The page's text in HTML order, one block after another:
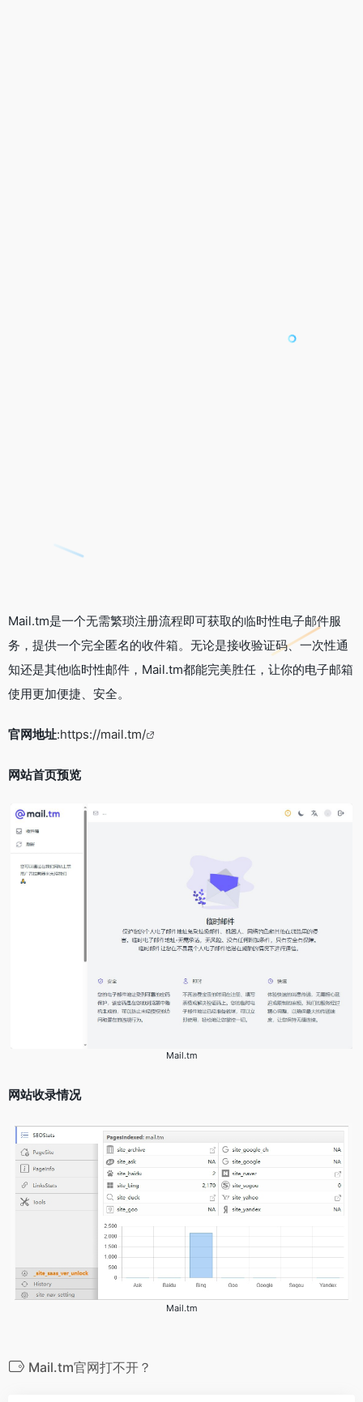
Mail.tm是一个无需繁琐注册流程即可获取的临时性电子邮件服
务，提供一个完全匿名的收件箱。无论是接收验证码、一次性通
知还是其他临时性邮件，Mail.tm都能完美胜任，让你的电子邮箱
使用更加便捷、安全。
官网地址:https://mail.tm/
网站首页预览
Mail.tm
网站收录情况
Mail.tm
Mail.tm官网打不开？